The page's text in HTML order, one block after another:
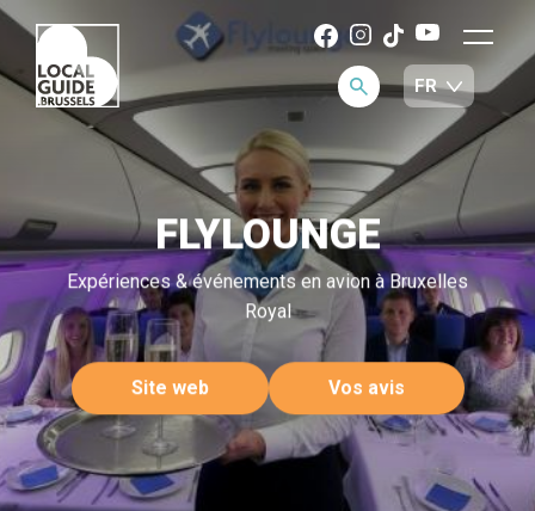
FLYLOUNGE
Expériences & événements en avion à Bruxelles
Royal
Site web Vos avis